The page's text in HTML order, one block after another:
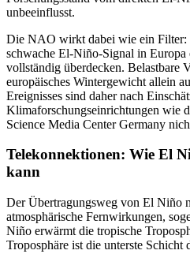
unbeeinflusst.
Die NAO wirkt dabei wie ein Filter:
schwache El-Niño-Signal in Europa
vollständig überdecken. Belastbare
europäisches Wintergewicht allein
Ereignisses sind daher nach
Klimaforschungseinrichtungen wie
Science Media Center Germany
Telekonnektionen: Wie El
kann
Der Übertragungsweg von El Niño
atmosphärische Fernwirkungen,
Niño erwärmt die tropische
Troposphäre ist die unterste Schicht